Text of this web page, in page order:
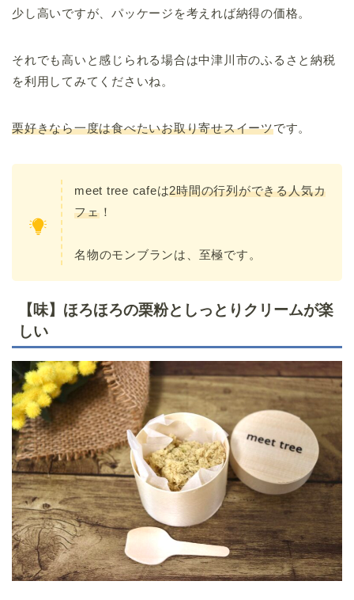
少し高いですが、パッケージを考えれば納得の価格。
それでも高いと感じられる場合は中津川市のふるさと納税
を利用してみてくださいね。
栗好きなら一度は食べたいお取り寄せスイーツです。
meet tree cafeは2時間の行列ができる人気カ
フェ！
名物のモンブランは、至極です。
【味】ほろほろの栗粉としっとりクリームが楽
しい